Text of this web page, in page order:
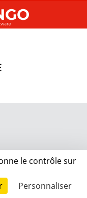
le contrôle sur
Personnaliser